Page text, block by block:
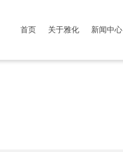
首页 关于雅化 新闻中心